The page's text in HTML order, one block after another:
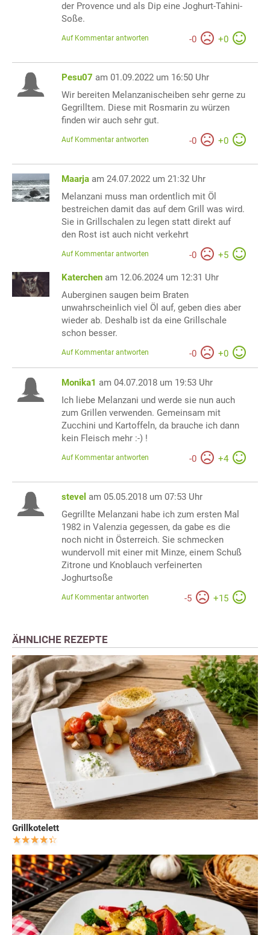
der Provence und als Dip eine Joghurt-Tahini-
Soße.
-0 +0
Auf Kommentar antworten
Pesu07 am 01.09.2022 um 16:50 Uhr
Wir bereiten Melanzanischeiben sehr gerne zu
Gegrilltem. Diese mit Rosmarin zu würzen
finden wir auch sehr gut.
-0 +0
Auf Kommentar antworten
Maarja am 24.07.2022 um 21:32 Uhr
Melanzani muss man ordentlich mit Öl
bestreichen damit das auf dem Grill was wird.
Sie in Grillschalen zu legen statt direkt auf
den Rost ist auch nicht verkehrt
-0 +5
Auf Kommentar antworten
Katerchen am 12.06.2024 um 12:31 Uhr
Auberginen saugen beim Braten
unwahrscheinlich viel Öl auf, geben dies aber
wieder ab. Deshalb ist da eine Grillschale
schon besser.
-0 +0
Auf Kommentar antworten
Monika1 am 04.07.2018 um 19:53 Uhr
Ich liebe Melanzani und werde sie nun auch
zum Grillen verwenden. Gemeinsam mit
Zucchini und Kartoffeln, da brauche ich dann
kein Fleisch mehr :-) !
-0 +4
Auf Kommentar antworten
stevel am 05.05.2018 um 07:53 Uhr
Gegrillte Melanzani habe ich zum ersten Mal
1982 in Valenzia gegessen, da gabe es die
noch nicht in Österreich. Sie schmecken
wundervoll mit einer mit Minze, einem Schuß
Zitrone und Knoblauch verfeinerten
Joghurtsoße
-5 +15
Auf Kommentar antworten
ÄHNLICHE REZEPTE
Grillkotelett